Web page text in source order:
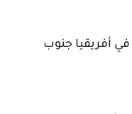
أفريقيا جنوب